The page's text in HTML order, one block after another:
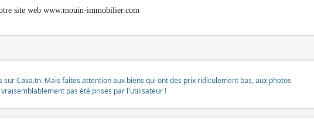
site web www.mouin-immobilier.com
Cava.tn. Mais faites attention aux biens qui ont des prix ridiculement bas, aux photos
pas été prises par l'utilisateur !